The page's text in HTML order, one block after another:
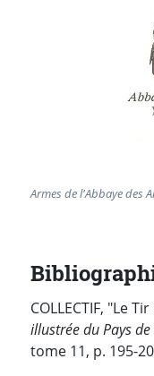
Armes de l'Abbaye des
COLLECTIF, "Le
illustrée du Pays
tome 11, p. 195-